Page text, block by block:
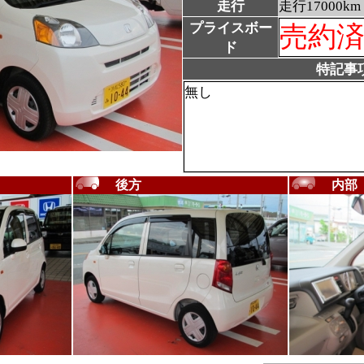
走行
走行17000km
プライスボー
ド
売約
特記事
無し
後方 内部